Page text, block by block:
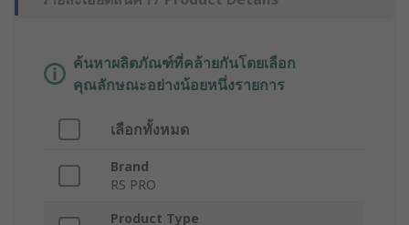
ค้นหาผลิตภัณฑ์ที่คล้ายกันโดยเลือก
คุณลักษณะอย่างน้อยหนึ่งรายการ
เลือกทั้งหมด
Brand
RS PRO
Product Type